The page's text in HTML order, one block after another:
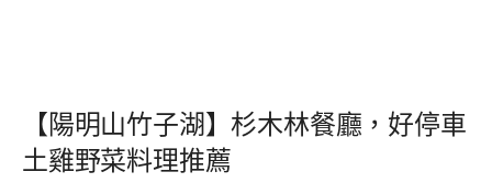
【陽明山竹子湖】杉木林餐廳，好停車
土雞野菜料理推薦